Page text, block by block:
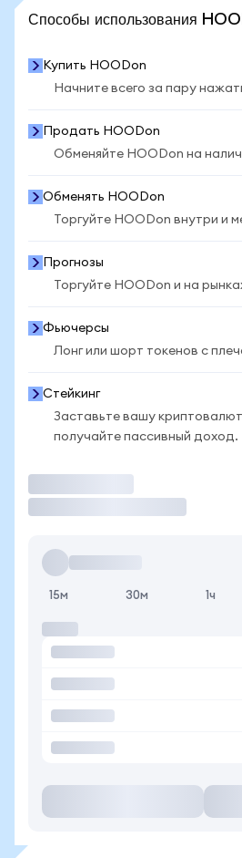
Способы использования
Купить HOODon
Начните всего за пару
Продать HOODon
Обменяйте HOODon на
Обменять HOODon
Торгуйте HOODon внутри и
Прогнозы
Торгуйте HOODon и на
Фьючерсы
Лонг или шорт токенов с
Стейкинг
Заставьте вашу
получайте пассивный доход.
15м 30м 1ч